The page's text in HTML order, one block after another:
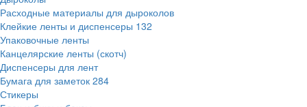
Расходные материалы для дыроколов
Клейкие ленты и диспенсеры 132
Упаковочные ленты
Канцелярские ленты (скотч)
Диспенсеры для лент
Бумага для заметок 284
Стикеры